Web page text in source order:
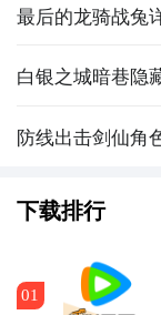
最后的龙骑战兔
白银之城暗巷隐
防线出击剑仙角
下载排行
01